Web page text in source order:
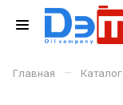
Главная – Каталог